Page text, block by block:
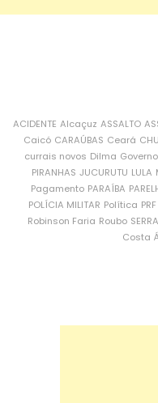
ACIDENTE Alcaçuz ASSALTO
Caicó CARAÚBAS Ceará
currais novos Dilma
PIRANHAS JUCURUTU LULA
Pagamento PARAÍBA
POLÍCIA MILITAR Política PRF
Robinson Faria Roubo
Costa